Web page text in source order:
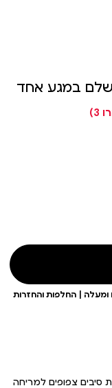
משלוח 19 ₪ | משלוח חינם ברכישה ב-99 ₪ ומעלה | החלפות והחזרות
סיבים צפופים למריחה